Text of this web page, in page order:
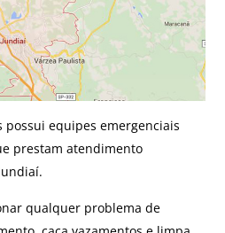
possui equipes emergenciais
prestam atendimento
qualquer problema de